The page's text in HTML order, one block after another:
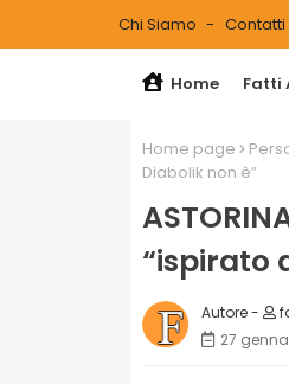
Chi Siamo Contatti
Home Fatti
Home page
Diabolik non è”
“ispirato
27